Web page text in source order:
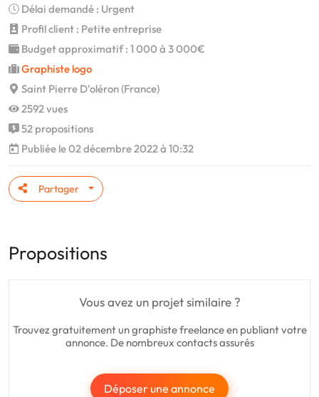
Délai demandé : Urgent
Profil client : Petite entreprise
Budget approximatif : 1 000 à 3 000€
Graphiste logo
Saint Pierre D'oléron (France)
2592 vues
52 propositions
Publiée le 02 décembre 2022 à 10:32
Partager
Propositions
Vous avez un projet similaire ?
Trouvez gratuitement un graphiste freelance en publiant votre
annonce. De nombreux contacts assurés
Déposer une annonce